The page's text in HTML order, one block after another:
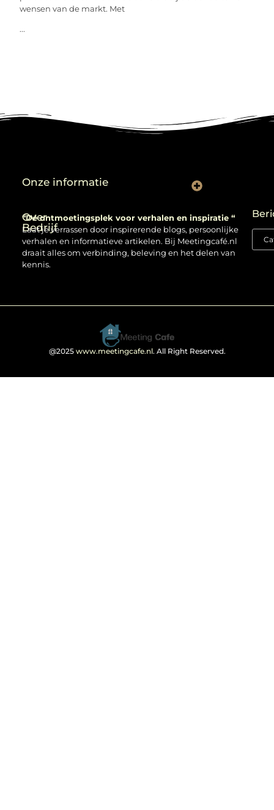
wensen van de markt. Met
...
Over
Bedrijf
“Dé ontmoetingsplek voor verhalen en inspiratie “
Laat je verrassen door inspirerende blogs, persoonlijke
verhalen en informatieve artikelen. Bij Meetingcafé.nl
draait alles om verbinding, beleving en het delen van
kennis.
Onze informatie
@2025 www.meetingcafe.nl. All Right Reserved.